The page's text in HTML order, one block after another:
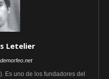
Letelier
Es uno de los fundadores del